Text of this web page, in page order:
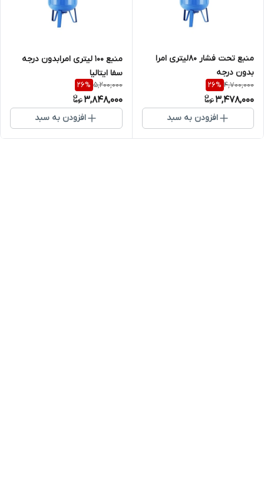
منبع تحت فشار ۸۰لیتری امرا
بدون درجه
4,700,000
26%
3,478,000
افزودن به سبد
منبع 100 لیتری امرابدون درجه
سفا ایتالیا
5,200,000
26%
3,848,000
افزودن به سبد